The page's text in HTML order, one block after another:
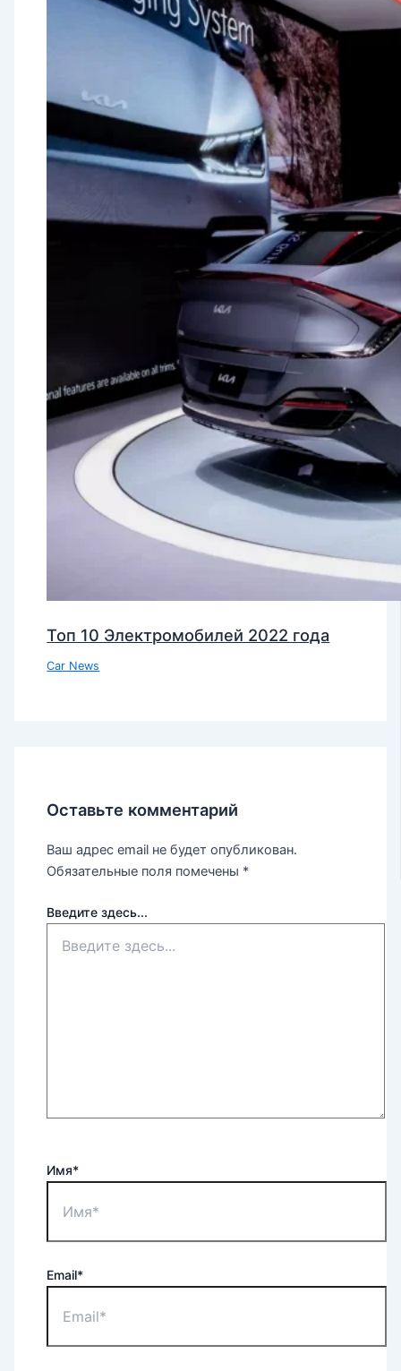
Топ 10 Электромобилей 2022 года
Car News
Оставьте комментарий
Ваш адрес email не будет опубликован.
Обязательные поля помечены *
Введите здесь...
Имя*
Email*